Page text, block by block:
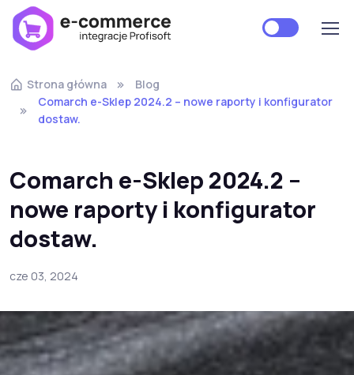
Strona główna
Blog
Comarch e-Sklep 2024.2 – nowe raporty i konfigurator
dostaw.
Comarch e-Sklep 2024.2 –
nowe raporty i konfigurator
dostaw.
cze 03, 2024